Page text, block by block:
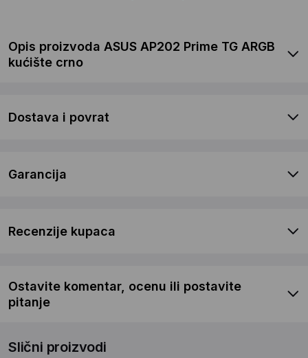
Opis proizvoda ASUS AP202 Prime TG ARGB
kućište crno
Dostava i povrat
Garancija
Recenzije kupaca
Ostavite komentar, ocenu ili postavite
pitanje
Slični proizvodi